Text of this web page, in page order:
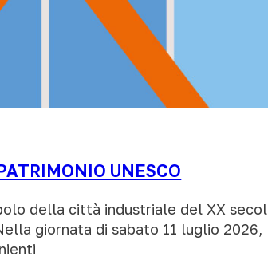
UNESCO
della città industriale del XX
giornata di sabato 11 luglio